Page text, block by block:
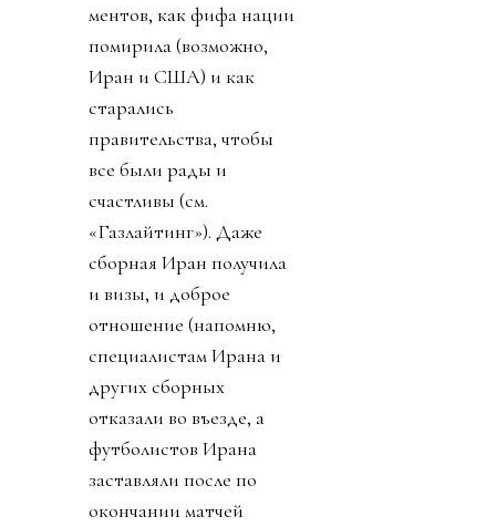
ментов, как фифа нации
помирила (возможно,
Иран и США) и как
старались
правительства, чтобы
все были рады и
счастливы (см.
«Газлайтинг»). Даже
сборная Иран получила
и визы, и доброе
отношение (напомню,
специалистам Ирана и
других сборных
отказали во въезде, а
футболистов Ирана
заставляли после по
окончании матчей